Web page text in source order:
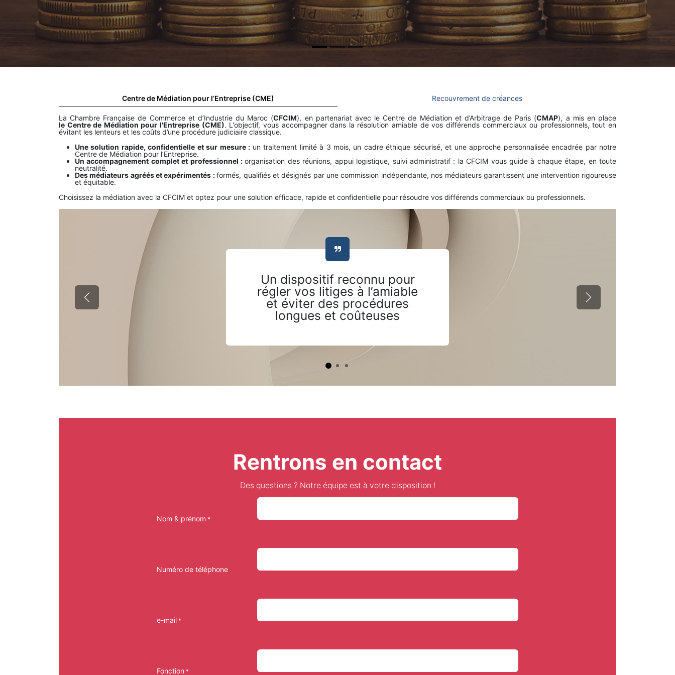
Centre de Médiation pour l’Entreprise (CME) Recouvrement de créances
La Chambre Française de Commerce et d’Industrie du Maroc (CFCIM), en partenariat avec le Centre de Médiation et d’Arbitrage de Paris (CMAP), a mis en place
le Centre de Médiation pour l'Entreprise (CME). L'objectif, vous accompagner dans la résolution amiable de vos différends commerciaux ou professionnels, tout en
évitant les lenteurs et les coûts d’une procédure judiciaire classique.
Une solution rapide, confidentielle et sur mesure : un traitement limité à 3 mois, un cadre éthique sécurisé, et une approche personnalisée encadrée par notre
Centre de Médiation pour l’Entreprise.
Un accompagnement complet et professionnel :organisation des réunions, appui logistique, suivi administratif : la CFCIM vous guide à chaque étape, en toute
neutralité.
Des médiateurs agréés et expérimentés :formés, qualifiés et désignés par une commission indépendante, nos médiateurs garantissent une intervention rigoureuse
et équitable.
Choisissez la médiation avec la CFCIM et optez pour une solution efficace, rapide et confidentielle pour résoudre vos différends commerciaux ou professionnels.
Un dispositif reconnu pour
régler vos litiges à l’amiable
et éviter des procédures
longues et coûteuses
Précédent Suivant
Rentrons en contact
Des questions ? Notre équipe est à votre disposition !
Nom & prénom *
Numéro de téléphone
e-mail *
Fonction *